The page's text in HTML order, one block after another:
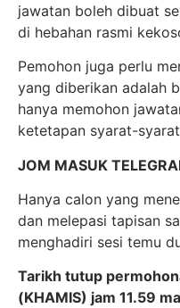
jawatan boleh dibuat
di hebahan rasmi
Pemohon juga perlu
yang diberikan adalah
hanya memohon
ketetapan syarat-
JOM MASUK
Hanya calon yang
dan melepasi tapisan
menghadiri sesi temu
Tarikh tutup
(KHAMIS) jam 11.59